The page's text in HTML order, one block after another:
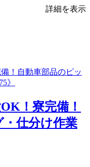
詳細を表示
！寮完備！
仕分け作業